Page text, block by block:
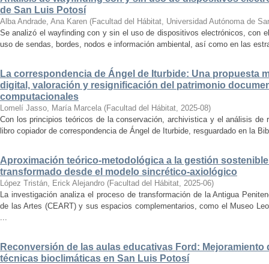
de San Luis Potosí
Alba Andrade, Ana Karen (Facultad del Hábitat, Universidad Autónoma de
Se analizó el wayfinding con y sin el uso de dispositivos electrónicos, con
uso de sendas, bordes, nodos e información ambiental, así como en las
La correspondencia de Ángel de Iturbide: Una propuesta
digital, valoración y resignificación del patrimonio
computacionales
Lomelí Jasso, María Marcela (Facultad del Hábitat, 2025-08)
Con los principios teóricos de la conservación, archivistica y el análisis de
libro copiador de correspondencia de Ángel de Iturbide, resguardado en la
Aproximación teórico-metodológica a la gestión
transformado desde el modelo sincrético-axiológico
López Tristán, Erick Alejandro (Facultad del Hábitat, 2025-06)
La investigación analiza el proceso de transformación de la Antigua
de las Artes (CEART) y sus espacios complementarios, como el Museo
...
Reconversión de las aulas educativas Ford:
técnicas bioclimáticas en San Luis Potosí